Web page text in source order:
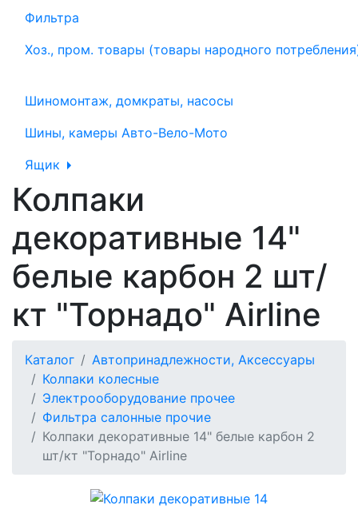
Фильтра
Хоз., пром. товары (товары народного
Шиномонтаж, домкраты, насосы
Шины, камеры Авто-Вело-Мото
Ящик
Колпаки
декоративные 14"
белые карбон 2 шт/
кт "Торнадо" Airline
Каталог
Автопринадлежности, Аксессуары
Колпаки колесные
Электрооборудование прочее
Фильтра салонные прочие
Колпаки декоративные 14" белые карбон 2
шт/кт "Торнадо" Airline